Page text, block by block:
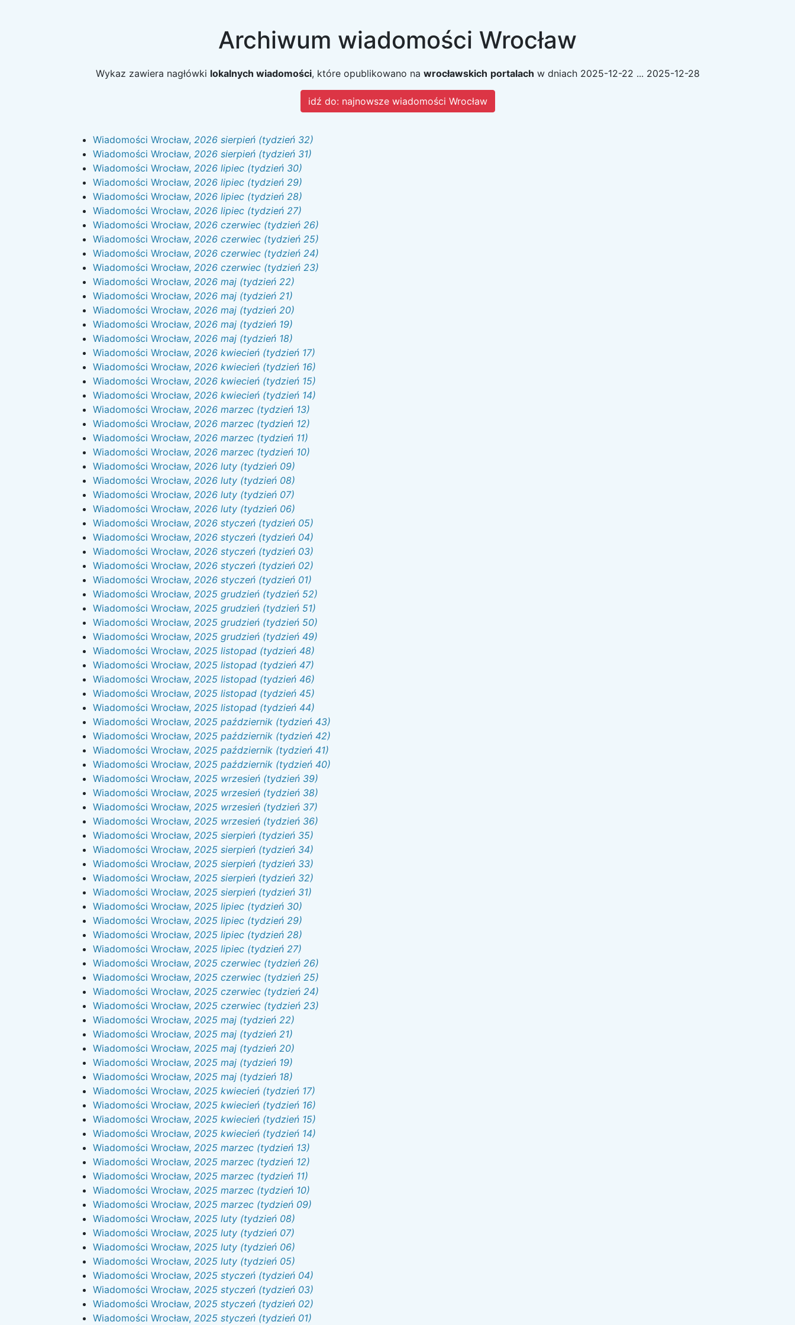
Archiwum wiadomości Wrocław
Wykaz zawiera nagłówki lokalnych wiadomości, które opublikowano na wrocławskich portalach w dniach 2025-12-22 ... 2025-12-28
idź do: najnowsze wiadomości Wrocław
Wiadomości Wrocław, 2026 sierpień (tydzień 32)
Wiadomości Wrocław, 2026 sierpień (tydzień 31)
Wiadomości Wrocław, 2026 lipiec (tydzień 30)
Wiadomości Wrocław, 2026 lipiec (tydzień 29)
Wiadomości Wrocław, 2026 lipiec (tydzień 28)
Wiadomości Wrocław, 2026 lipiec (tydzień 27)
Wiadomości Wrocław, 2026 czerwiec (tydzień 26)
Wiadomości Wrocław, 2026 czerwiec (tydzień 25)
Wiadomości Wrocław, 2026 czerwiec (tydzień 24)
Wiadomości Wrocław, 2026 czerwiec (tydzień 23)
Wiadomości Wrocław, 2026 maj (tydzień 22)
Wiadomości Wrocław, 2026 maj (tydzień 21)
Wiadomości Wrocław, 2026 maj (tydzień 20)
Wiadomości Wrocław, 2026 maj (tydzień 19)
Wiadomości Wrocław, 2026 maj (tydzień 18)
Wiadomości Wrocław, 2026 kwiecień (tydzień 17)
Wiadomości Wrocław, 2026 kwiecień (tydzień 16)
Wiadomości Wrocław, 2026 kwiecień (tydzień 15)
Wiadomości Wrocław, 2026 kwiecień (tydzień 14)
Wiadomości Wrocław, 2026 marzec (tydzień 13)
Wiadomości Wrocław, 2026 marzec (tydzień 12)
Wiadomości Wrocław, 2026 marzec (tydzień 11)
Wiadomości Wrocław, 2026 marzec (tydzień 10)
Wiadomości Wrocław, 2026 luty (tydzień 09)
Wiadomości Wrocław, 2026 luty (tydzień 08)
Wiadomości Wrocław, 2026 luty (tydzień 07)
Wiadomości Wrocław, 2026 luty (tydzień 06)
Wiadomości Wrocław, 2026 styczeń (tydzień 05)
Wiadomości Wrocław, 2026 styczeń (tydzień 04)
Wiadomości Wrocław, 2026 styczeń (tydzień 03)
Wiadomości Wrocław, 2026 styczeń (tydzień 02)
Wiadomości Wrocław, 2026 styczeń (tydzień 01)
Wiadomości Wrocław, 2025 grudzień (tydzień 52)
Wiadomości Wrocław, 2025 grudzień (tydzień 51)
Wiadomości Wrocław, 2025 grudzień (tydzień 50)
Wiadomości Wrocław, 2025 grudzień (tydzień 49)
Wiadomości Wrocław, 2025 listopad (tydzień 48)
Wiadomości Wrocław, 2025 listopad (tydzień 47)
Wiadomości Wrocław, 2025 listopad (tydzień 46)
Wiadomości Wrocław, 2025 listopad (tydzień 45)
Wiadomości Wrocław, 2025 listopad (tydzień 44)
Wiadomości Wrocław, 2025 październik (tydzień 43)
Wiadomości Wrocław, 2025 październik (tydzień 42)
Wiadomości Wrocław, 2025 październik (tydzień 41)
Wiadomości Wrocław, 2025 październik (tydzień 40)
Wiadomości Wrocław, 2025 wrzesień (tydzień 39)
Wiadomości Wrocław, 2025 wrzesień (tydzień 38)
Wiadomości Wrocław, 2025 wrzesień (tydzień 37)
Wiadomości Wrocław, 2025 wrzesień (tydzień 36)
Wiadomości Wrocław, 2025 sierpień (tydzień 35)
Wiadomości Wrocław, 2025 sierpień (tydzień 34)
Wiadomości Wrocław, 2025 sierpień (tydzień 33)
Wiadomości Wrocław, 2025 sierpień (tydzień 32)
Wiadomości Wrocław, 2025 sierpień (tydzień 31)
Wiadomości Wrocław, 2025 lipiec (tydzień 30)
Wiadomości Wrocław, 2025 lipiec (tydzień 29)
Wiadomości Wrocław, 2025 lipiec (tydzień 28)
Wiadomości Wrocław, 2025 lipiec (tydzień 27)
Wiadomości Wrocław, 2025 czerwiec (tydzień 26)
Wiadomości Wrocław, 2025 czerwiec (tydzień 25)
Wiadomości Wrocław, 2025 czerwiec (tydzień 24)
Wiadomości Wrocław, 2025 czerwiec (tydzień 23)
Wiadomości Wrocław, 2025 maj (tydzień 22)
Wiadomości Wrocław, 2025 maj (tydzień 21)
Wiadomości Wrocław, 2025 maj (tydzień 20)
Wiadomości Wrocław, 2025 maj (tydzień 19)
Wiadomości Wrocław, 2025 maj (tydzień 18)
Wiadomości Wrocław, 2025 kwiecień (tydzień 17)
Wiadomości Wrocław, 2025 kwiecień (tydzień 16)
Wiadomości Wrocław, 2025 kwiecień (tydzień 15)
Wiadomości Wrocław, 2025 kwiecień (tydzień 14)
Wiadomości Wrocław, 2025 marzec (tydzień 13)
Wiadomości Wrocław, 2025 marzec (tydzień 12)
Wiadomości Wrocław, 2025 marzec (tydzień 11)
Wiadomości Wrocław, 2025 marzec (tydzień 10)
Wiadomości Wrocław, 2025 marzec (tydzień 09)
Wiadomości Wrocław, 2025 luty (tydzień 08)
Wiadomości Wrocław, 2025 luty (tydzień 07)
Wiadomości Wrocław, 2025 luty (tydzień 06)
Wiadomości Wrocław, 2025 luty (tydzień 05)
Wiadomości Wrocław, 2025 styczeń (tydzień 04)
Wiadomości Wrocław, 2025 styczeń (tydzień 03)
Wiadomości Wrocław, 2025 styczeń (tydzień 02)
Wiadomości Wrocław, 2025 styczeń (tydzień 01)